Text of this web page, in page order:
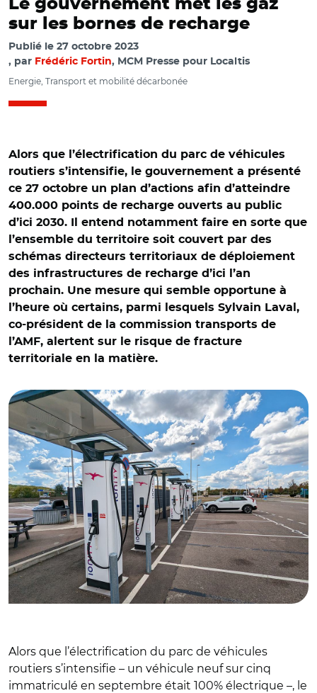
Le gouvernement met les gaz
sur les bornes de recharge
Publié le 27 octobre 2023
par Frédéric Fortin, MCM Presse pour Localtis
Energie, Transport et mobilité décarbonée
Alors que l’électrification du parc de véhicules
routiers s’intensifie, le gouvernement a présenté
ce 27 octobre un plan d’actions afin d’atteindre
400.000 points de recharge ouverts au public
d’ici 2030. Il entend notamment faire en sorte que
l’ensemble du territoire soit couvert par des
schémas directeurs territoriaux de déploiement
des infrastructures de recharge d’ici l’an
prochain. Une mesure qui semble opportune à
l’heure où certains, parmi lesquels Sylvain Laval,
co-président de la commission transports de
l’AMF, alertent sur le risque de fracture
territoriale en la matière.
Alors que l’électrification du parc de véhicules
routiers s’intensifie – un véhicule neuf sur cinq
immatriculé en septembre était 100% électrique –, le